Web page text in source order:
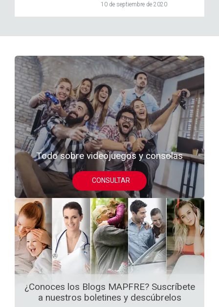
10 de septiembre de 2020
Todo sobre videojuegos y consolas
CONSULTAR
¿Conoces los Blogs MAPFRE? Suscríbete
a nuestros boletines y descúbrelos